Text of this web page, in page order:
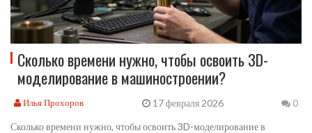
Сколько времени нужно, чтобы освоить 3D-
моделирование в машиностроении?
Илья Прохоров 17 февраля 2026 0
Сколько времени нужно, чтобы освоить 3D-моделирование в